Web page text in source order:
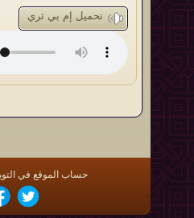
تحميل إم بي ثري
حساب الموقع في